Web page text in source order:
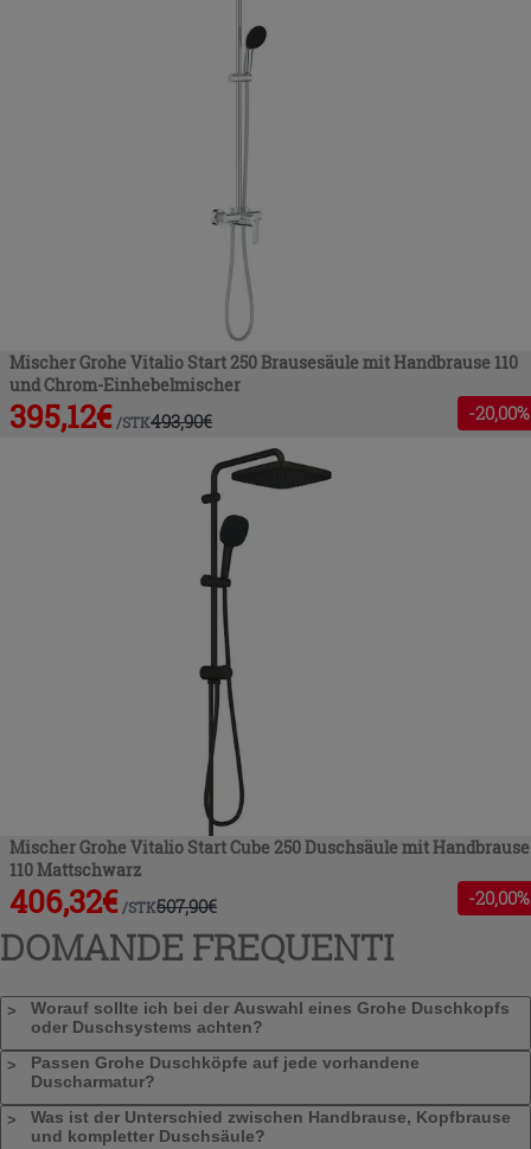
Mischer Grohe Vitalio Start 250 Brausesäule mit Handbrause 110
und Chrom-Einhebelmischer
395,12€ /STK493,90€ -20,00%
Mischer Grohe Vitalio Start Cube 250 Duschsäule mit Handbrause
110 Mattschwarz
406,32€ /STK507,90€ -20,00%
DOMANDE FREQUENTI
Worauf sollte ich bei der Auswahl eines Grohe Duschkopfs
oder Duschsystems achten?
Passen Grohe Duschköpfe auf jede vorhandene
Duscharmatur?
Was ist der Unterschied zwischen Handbrause, Kopfbrause
und kompletter Duschsäule?